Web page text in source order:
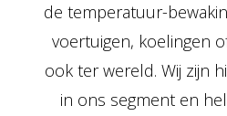
de temperatuur-
voertuigen, koelingen
ook ter wereld. Wij zijn
in ons segment en